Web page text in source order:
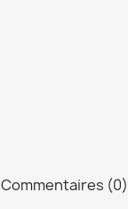
Commentaires (0)